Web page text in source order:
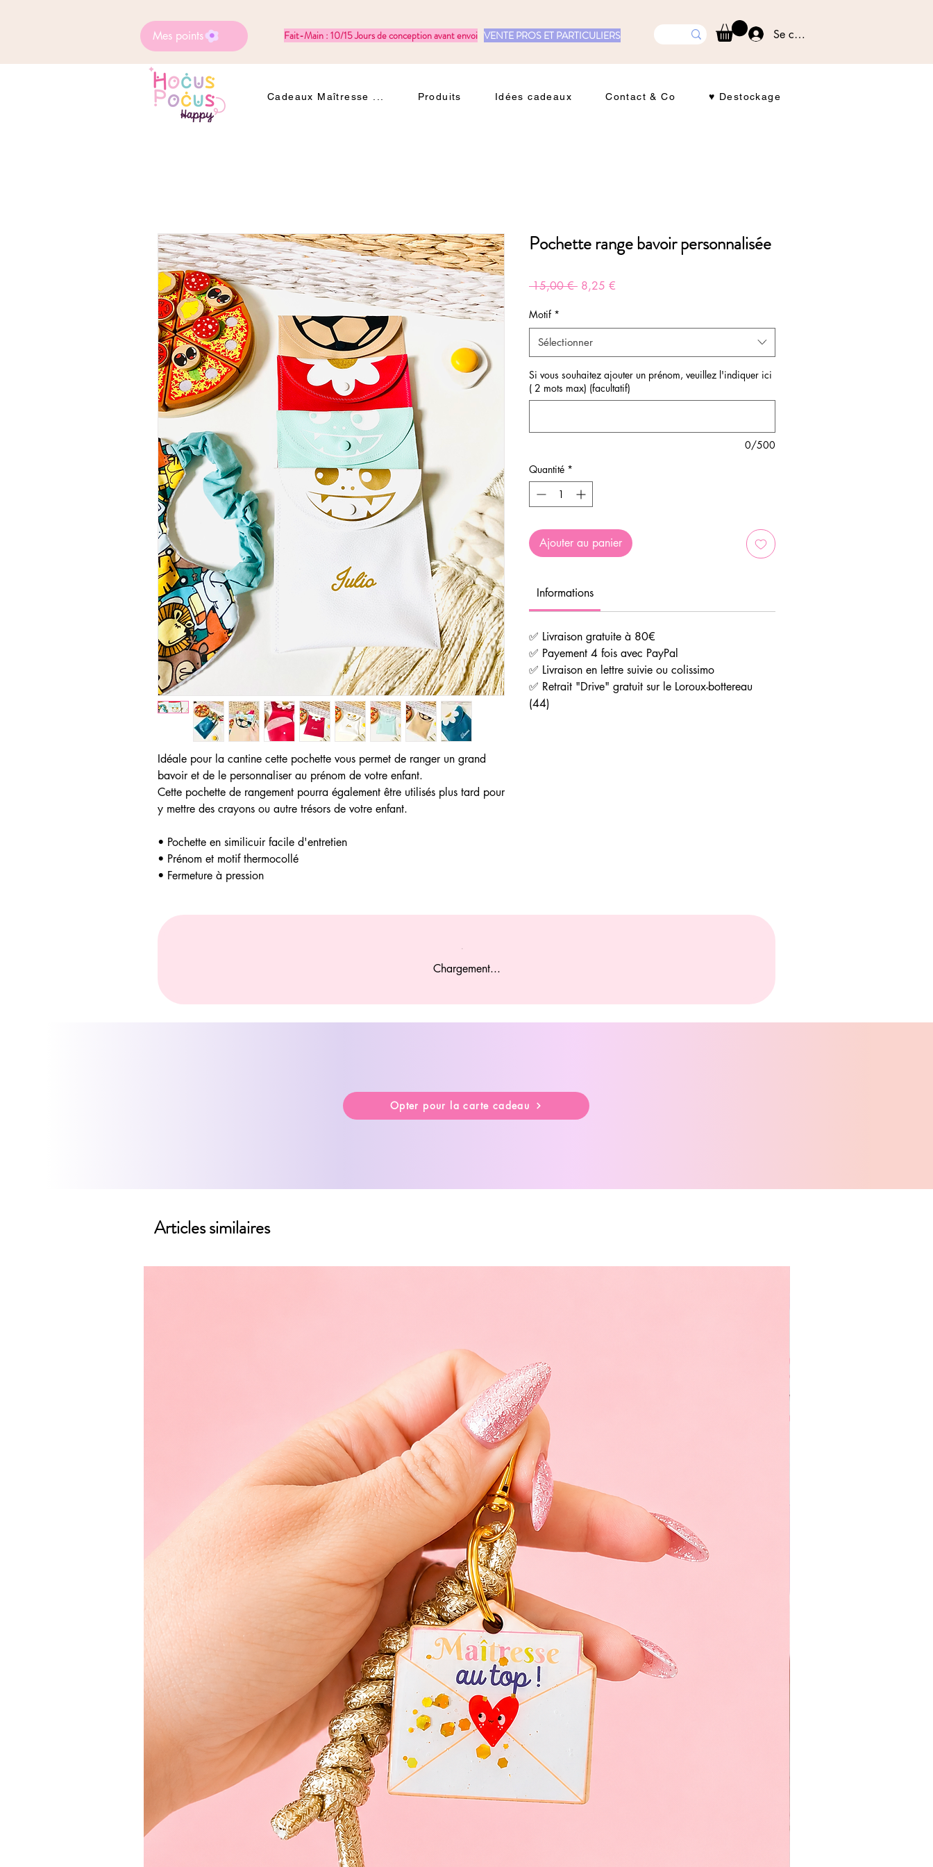
Mes points Fait-Main : 10/15 Jours de conception avant envoi VENTE PROS ET PARTICULIERS Se connecter
Cadeaux Maîtresse ... Produits Idées cadeaux Contact & Co ♥ Destockage
Idéale pour la cantine cette pochette vous permet de ranger un grand
bavoir et de le personnaliser au prénom de votre enfant.
Cette pochette de rangement pourra également être utilisés plus tard pour
y mettre des crayons ou autre trésors de votre enfant.
• Pochette en similicuir facile d'entretien
• Prénom et motif thermocollé
• Fermeture à pression
Pochette range bavoir personnalisée
15,00 € Prix
8,25 €
Motif *
Sélectionner
Si vous souhaitez ajouter un prénom, veuillez l'indiquer ici
( 2 mots max) (facultatif)
0/500
Quantité *
Ajouter au panier
Informations
✅ Livraison gratuite à 80€
✅ Payement 4 fois avec PayPal
✅ Livraison en lettre suivie ou colissimo
✅ Retrait "Drive" gratuit sur le Loroux-bottereau
(44)
Chargement...
Opter pour la carte cadeau
Articles similaires